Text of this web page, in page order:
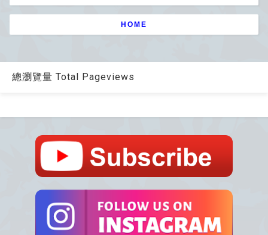
HOME
總瀏覽量 Total Pageviews